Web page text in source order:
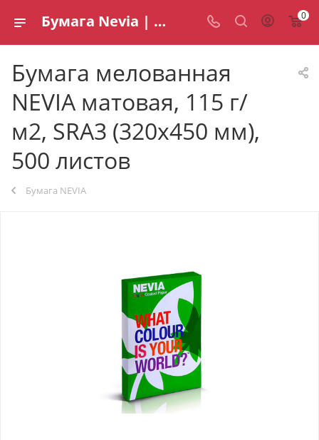
Бумага Nevia | Качественная полиграфическая бумага для печати 0
Бумага мелованная
NEVIA матовая, 115 г/
м2, SRA3 (320х450 мм),
500 листов
Бумага NEVIA